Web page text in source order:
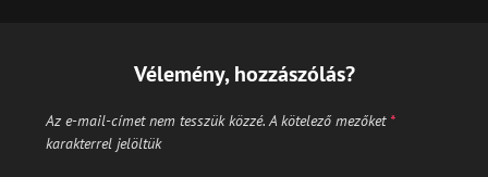
Vélemény, hozzászólás?
Az e-mail-címet nem tesszük közzé. A kötelező mezőket *
karakterrel jelöltük